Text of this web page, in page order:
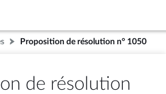
Proposition de résolution n° 1050
de résolution